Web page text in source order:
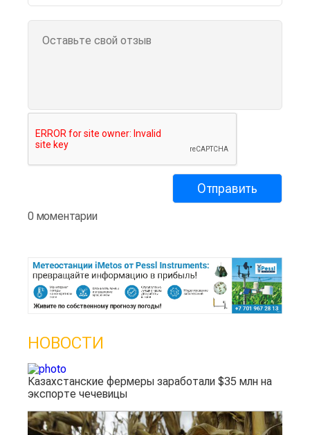
0 моментарии
НОВОСТИ
Казахстанские фермеры заработали $35 млн на
экспорте чечевицы